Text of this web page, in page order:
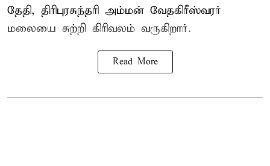
தேதி, திரிபுரசுந்தரி அம்மன் வேதகிரீஸ்வரர்
மலையை சுற்றி கிரிவலம் வருகிறார்.
Read More